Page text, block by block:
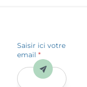
Saisir ici votre
email*
Envoyer